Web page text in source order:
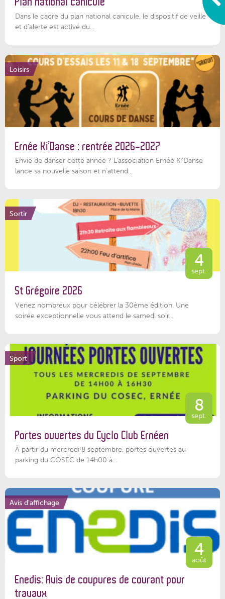
Dans le cadre du plan national canicule, le dispositif de veille
et d’alerte est activé du...
Loisirs
Ernée Ki’Danse : rentrée 2026-2027
Envie de danser cette année ? L'association Ernée Ki'Danse
lance sa nouvelle saison et n'attend...
Sortir
4
sept.
St Grégoire 2026
Venez nombreux pour célébrer la 30ème édition. Une
soirée exceptionnelle vous attend le samedi soir...
Sport
8
sept.
Portes ouvertes du Cyclo Club Ernéen
À partir du mercredi 8 septembre, portes ouvertes au
parking du COSEC de 14h00 à...
Avis d'affichage
4
août
Enedis: Avis de coupures de courant pour
travaux